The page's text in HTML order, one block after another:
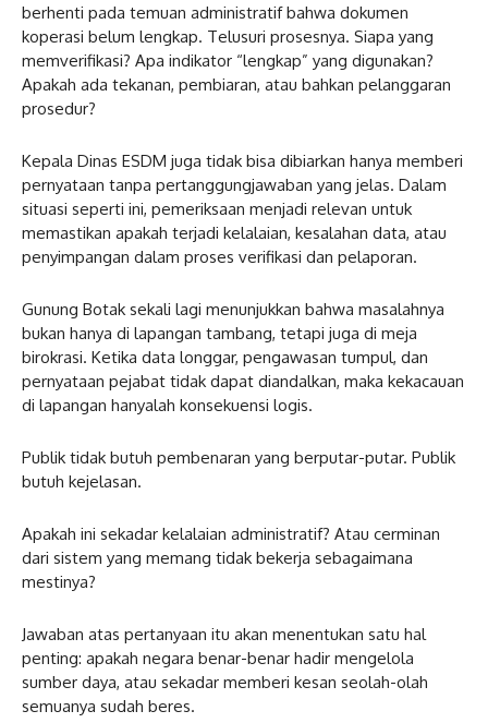
berhenti pada temuan administratif bahwa dokumen
koperasi belum lengkap. Telusuri prosesnya. Siapa yang
memverifikasi? Apa indikator “lengkap” yang digunakan?
Apakah ada tekanan, pembiaran, atau bahkan pelanggaran
prosedur?
Kepala Dinas ESDM juga tidak bisa dibiarkan hanya memberi
pernyataan tanpa pertanggungjawaban yang jelas. Dalam
situasi seperti ini, pemeriksaan menjadi relevan untuk
memastikan apakah terjadi kelalaian, kesalahan data, atau
penyimpangan dalam proses verifikasi dan pelaporan.
Gunung Botak sekali lagi menunjukkan bahwa masalahnya
bukan hanya di lapangan tambang, tetapi juga di meja
birokrasi. Ketika data longgar, pengawasan tumpul, dan
pernyataan pejabat tidak dapat diandalkan, maka kekacauan
di lapangan hanyalah konsekuensi logis.
Publik tidak butuh pembenaran yang berputar-putar. Publik
butuh kejelasan.
Apakah ini sekadar kelalaian administratif? Atau cerminan
dari sistem yang memang tidak bekerja sebagaimana
mestinya?
Jawaban atas pertanyaan itu akan menentukan satu hal
penting: apakah negara benar-benar hadir mengelola
sumber daya, atau sekadar memberi kesan seolah-olah
semuanya sudah beres.